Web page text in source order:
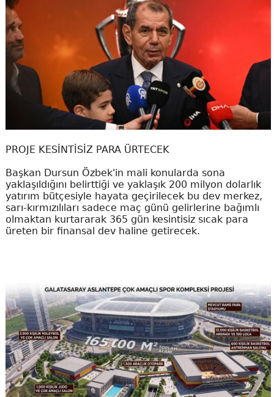
PROJE KESİNTİSİZ PARA ÜRTECEK
Başkan Dursun Özbek'in mali konularda sona
yaklaşıldığını belirttiği ve yaklaşık 200 milyon dolarlık
yatırım bütçesiyle hayata geçirilecek bu dev merkez,
sarı-kırmızılıları sadece maç günü gelirlerine bağımlı
olmaktan kurtararak 365 gün kesintisiz sıcak para
üreten bir finansal dev haline getirecek.